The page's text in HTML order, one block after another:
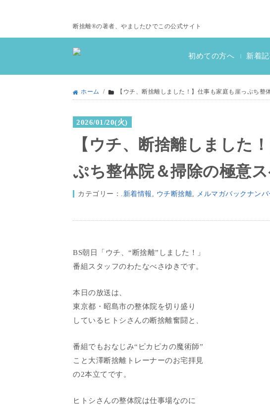
断捨離®の著者、やましたひでこの公式サイト
初めての方へ | 新着
ホーム / 【ウチ、断捨離しました！】仕事も家庭も崖っぷち整
2026/01/20(火)
【ウチ、断捨離しました
ぷち整体院＆掃除の極意
カテゴリー： .新着情報 , ウチ断捨離, メルマガバックナンバ
BS朝日「ウチ、“断捨離”しました！」
番組スタッフのわたなべさゆきです。
本日の放送は、
東京都・昭島市の整体院を切り盛り
しているヒトシさんの断捨離奮闘と、
番組でもおなじみ“ピカピカの魔術師”
こと大澤断捨離トレーナーのお宅拝見
の2本立てです。
ヒトシさんの整体院は仕事場なのに